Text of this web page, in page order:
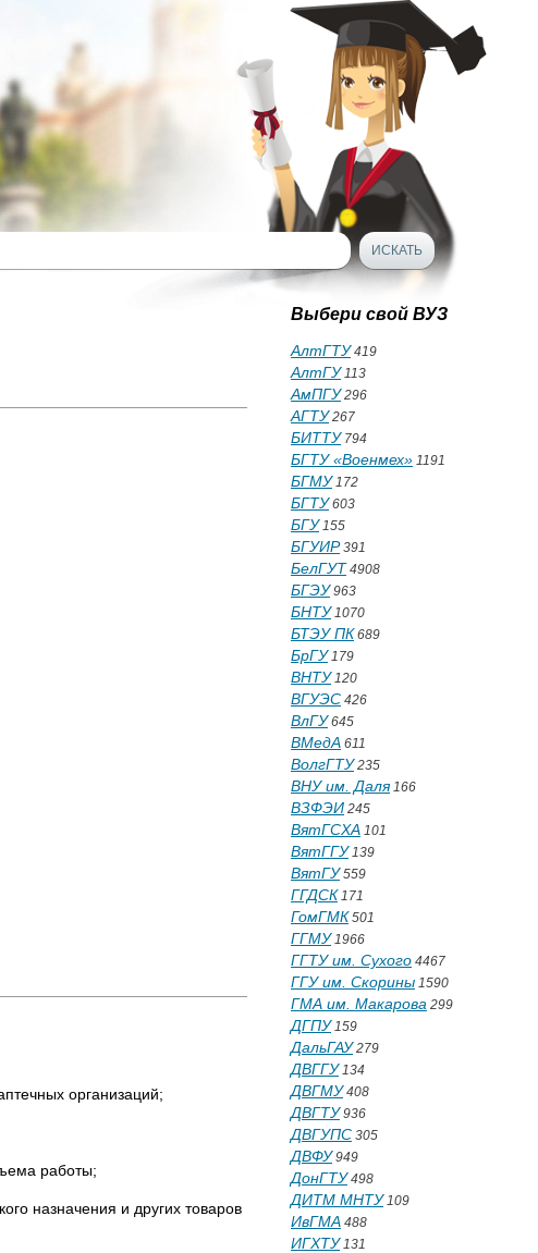
организаций;
работы;
назначения и других товаров
Выбери свой ВУЗ
АлтГТУ419
АлтГУ113
АмПГУ296
АГТУ267
БИТТУ794
БГТУ «Военмех» 1191
БГМУ172
БГТУ603
БГУ155
БГУИР391
БелГУТ 4908
БГЭУ963
БНТУ1070
БТЭУ ПК 689
БрГУ179
ВНТУ120
ВГУЭС 426
ВлГУ645
ВМедА 611
ВолгГТУ235
ВНУ им. Даля166
ВЗФЭИ 245
ВятГСХА 101
ВятГГУ139
ВятГУ559
ГГДСК 171
ГомГМК 501
ГГМУ1966
ГГТУ им. Сухого 4467
ГГУ им. Скорины 1590
ГМА им. Макарова 299
ДГПУ159
ДальГАУ279
ДВГГУ134
ДВГМУ408
ДВГТУ936
ДВГУПС 305
ДВФУ949
ДонГТУ498
ДИТМ МНТУ109
ИвГМА 488
ИГХТУ131